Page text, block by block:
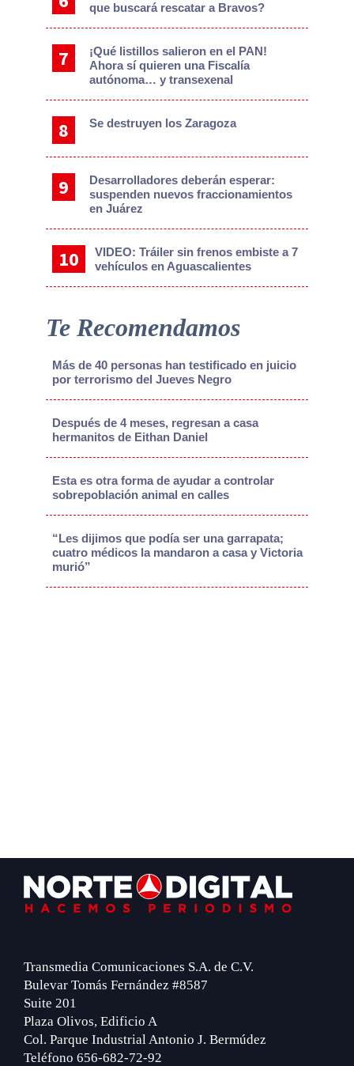
que buscará rescatar a Bravos?
¡Qué listillos salieron en el PAN!
Ahora sí quieren una Fiscalía
autónoma… y transexenal
Se destruyen los Zaragoza
Desarrolladores deberán esperar:
suspenden nuevos fraccionamientos
en Juárez
VIDEO: Tráiler sin frenos embiste a 7
vehículos en Aguascalientes
Te Recomendamos
Más de 40 personas han testificado en juicio
por terrorismo del Jueves Negro
Después de 4 meses, regresan a casa
hermanitos de Eithan Daniel
Esta es otra forma de ayudar a controlar
sobrepoblación animal en calles
“Les dijimos que podía ser una garrapata;
cuatro médicos la mandaron a casa y Victoria
murió”
Footer
Transmedia Comunicaciones S.A. de C.V.
Bulevar Tomás Fernández #8587
Suite 201
Plaza Olivos, Edificio A
Col. Parque Industrial Antonio J. Bermúdez
Teléfono 656-682-72-92